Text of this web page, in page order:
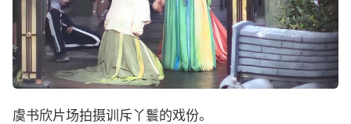
虞书欣片场拍摄训斥丫鬟的戏份。